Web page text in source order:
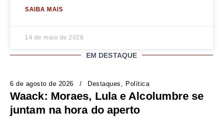
SAIBA MAIS
14 de maio de 2026
EM DESTAQUE
6 de agosto de 2026 Destaques Política
Waack: Moraes, Lula e Alcolumbre se
juntam na hora do aperto